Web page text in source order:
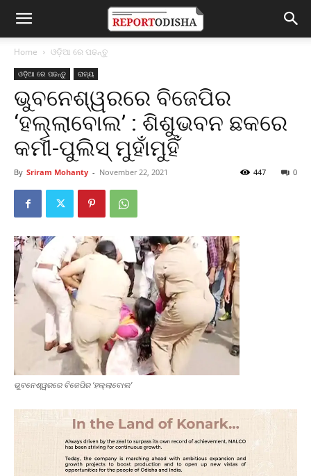
Home ଓଡ଼ିଆ ରେ ପଢନ୍ତୁ
ଓଡ଼ିଆ ରେ ପଢନ୍ତୁ ରାଜ୍ୟ
ଭୁବନେଶ୍ୱରରେ ବିଜେପିର
‘ହଲ୍ଲାବୋଲ’ : ଶିଶୁଭବନ ଛକରେ
କର୍ମୀ-ପୁଲିସ୍‌ ମୁହାଁମୁହିଁ
By Sriram Mohanty - November 22, 2021 0
447
ଭୁବନେଶ୍ୱରରେ ବିଜେପିର ‘ହଲ୍ଲାବୋଲ’